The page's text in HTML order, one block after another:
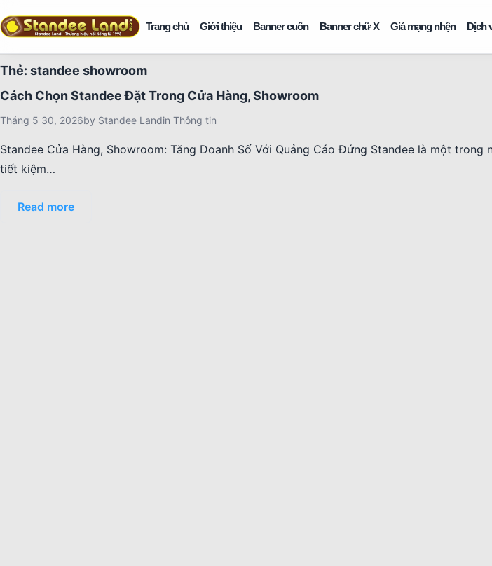
Trang chủ Giới thiệu Banner cuốn Banner chữ X Giá mạng nhện Dịch
Thẻ: standee showroom
Cách Chọn Standee Đặt Trong Cửa Hàng, Showroom
Tháng 5 30, 2026by Standee Landin Thông tin
Standee Cửa Hàng, Showroom: Tăng Doanh Số Với Quảng Cáo Đứng Standee là một trong
tiết kiệm…
Read more